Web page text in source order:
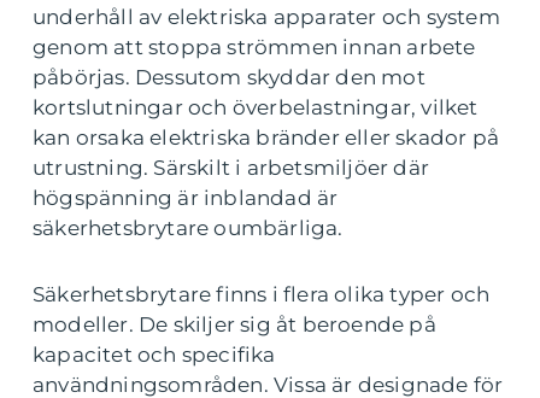
underhåll av elektriska apparater och system
genom att stoppa strömmen innan arbete
påbörjas. Dessutom skyddar den mot
kortslutningar och överbelastningar, vilket
kan orsaka elektriska bränder eller skador på
utrustning. Särskilt i arbetsmiljöer där
högspänning är inblandad är
säkerhetsbrytare oumbärliga.
Säkerhetsbrytare finns i flera olika typer och
modeller. De skiljer sig åt beroende på
kapacitet och specifika
användningsområden. Vissa är designade för